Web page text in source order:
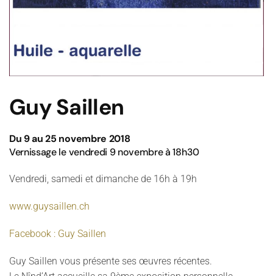
Guy Saillen
Du 9 au 25 novembre 2018
Vernissage le vendredi 9 novembre à 18h30
Vendredi, samedi et dimanche de 16h à 19h
www.guysaillen.ch
Facebook : Guy Saillen
Guy Saillen vous présente ses œuvres récentes.